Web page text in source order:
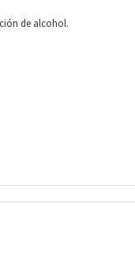
de alcohol.